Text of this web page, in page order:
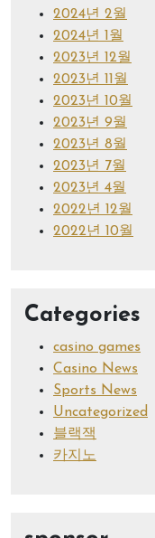
2024년 2월
2024년 1월
2023년 12월
2023년 11월
2023년 10월
2023년 9월
2023년 8월
2023년 7월
2023년 4월
2022년 12월
2022년 10월
Categories
casino games
Casino News
Sports News
Uncategorized
블랙잭
카지노